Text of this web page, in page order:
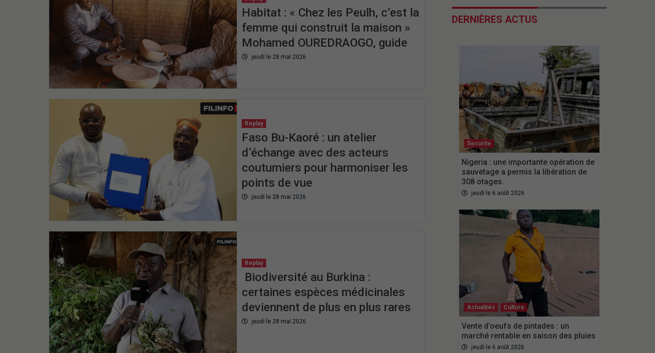
Habitat : « Chez les Peulh, c’est la
femme qui construit la maison »
Mohamed OUREDRAOGO, guide
jeudi le 28 mai 2026
Replay
Faso Bu-Kaoré : un atelier
d’échange avec des acteurs
coutumiers pour harmoniser les
points de vue
jeudi le 28 mai 2026
Replay
Biodiversité au Burkina :
certaines espèces médicinales
deviennent de plus en plus rares
jeudi le 28 mai 2026
DERNIÈRES ACTUS
Securite
Nigeria : une importante opération de
sauvetage a permis la libération de
308 otages.
jeudi le 6 août 2026
Actualités Culture
Vente d’oeufs de pintades : un
marché rentable en saison des pluies
jeudi le 6 août 2026